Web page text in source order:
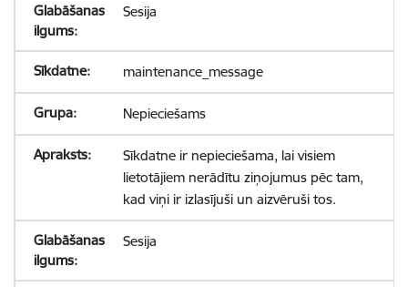
Sesija
maintenance_message
Nepieciešams
Sīkdatne ir nepieciešama, lai visiem
lietotājiem nerādītu ziņojumus pēc tam,
kad viņi ir izlasījuši un aizvēruši tos.
Sesija